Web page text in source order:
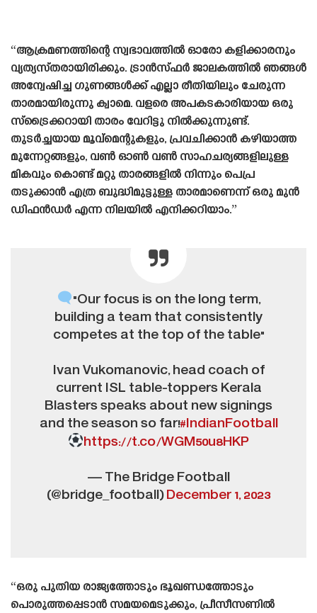
“ആക്രമണത്തിന്റെ സ്വഭാവത്തിൽ ഓരോ കളിക്കാരനും
വ്യത്യസ്‌തരായിരിക്കും. ട്രാൻസ്‌ഫർ ജാലകത്തിൽ ഞങ്ങൾ
അന്വേഷിച്ച ഗുണങ്ങൾക്ക് എല്ലാ രീതിയിലും ചേരുന്ന
താരമായിരുന്നു ക്വാമെ. വളരെ അപകടകാരിയായ ഒരു
സ്‌ട്രൈക്കറായി താരം വേറിട്ടു നിൽക്കുന്നുണ്ട്.
തുടർച്ചയായ മൂവ്മെന്റുകളും, പ്രവചിക്കാൻ കഴിയാത്ത
മുന്നേറ്റങ്ങളും, വൺ ഓൺ വൺ സാഹചര്യങ്ങളിലുള്ള
മികവും കൊണ്ട് മറ്റു താരങ്ങളിൽ നിന്നും പെപ്ര
തടുക്കാൻ എത്ര ബുദ്ധിമുട്ടുള്ള താരമാണെന്ന് ഒരു മുൻ
ഡിഫൻഡർ എന്ന നിലയിൽ എനിക്കറിയാം.”
"Our focus is on the long term,
building a team that consistently
competes at the top of the table"
Ivan Vukomanovic, head coach of
current ISL table-toppers Kerala
Blasters speaks about new signings
and the season so far!#IndianFootball
https://t.co/WGM50u8HKP
— The Bridge Football
(@bridge_football)December 1, 2023
“ഒരു പുതിയ രാജ്യത്തോടും ഭൂഖണ്ഡത്തോടും
പൊരുത്തപ്പെടാൻ സമയമെടുക്കും, പ്രീസീസണിൽ